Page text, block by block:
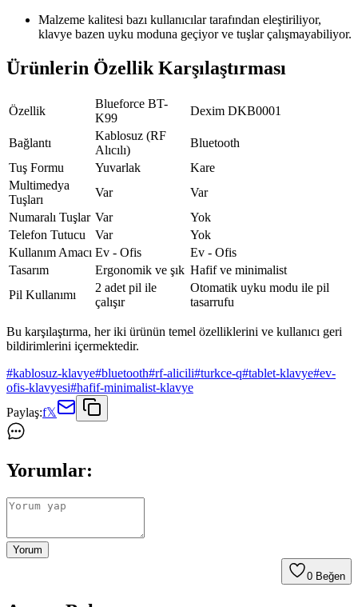
Malzeme kalitesi bazı kullanıcılar tarafından eleştiriliyor,
klavye bazen uyku moduna geçiyor ve tuşlar çalışmayabiliyor.
Ürünlerin Özellik Karşılaştırması
Özellik
Blueforce BT-
K99
Dexim DKB0001
Bağlantı
Kablosuz (RF
Alıcılı)
Bluetooth
Tuş Formu
Yuvarlak
Kare
Multimedya
Tuşları
Var
Var
Numaralı Tuşlar Var
Yok
Telefon Tutucu
Var
Yok
Kullanım Amacı Ev - Ofis
Ev - Ofis
Tasarım
Ergonomik ve şık Hafif ve minimalist
Pil Kullanımı
2 adet pil ile
çalışır
Otomatik uyku modu ile pil
tasarrufu
Bu karşılaştırma, her iki ürünün temel özelliklerini ve kullanıcı geri
bildirimlerini içermektedir.
#kablosuz-klavye#bluetooth#rf-alicili#turkce-q#tablet-klavye#ev-
ofis-klavyesi#hafif-minimalist-klavye
Paylaş:f𝕏
Yorumlar:
Yorum
0 Beğen